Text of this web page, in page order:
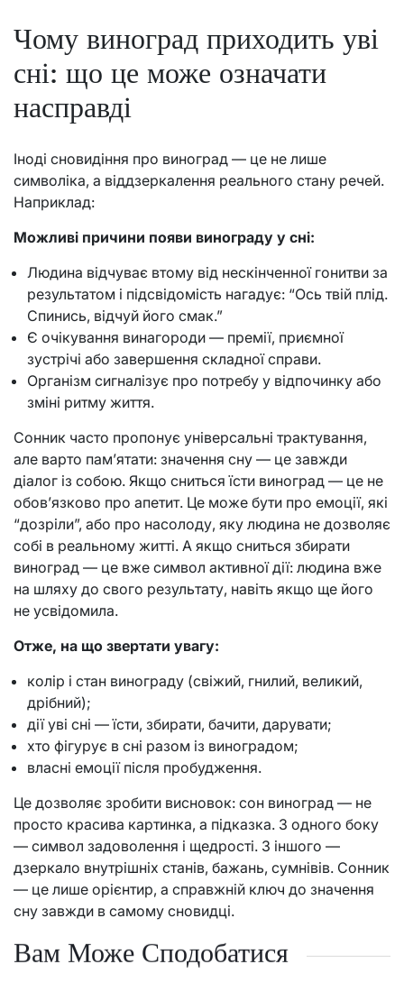
Чому виноград приходить уві
сні: що це може означати
насправді
Іноді сновидіння про виноград — це не лише
символіка, а віддзеркалення реального стану речей.
Наприклад:
Можливі причини появи винограду у сні:
Людина відчуває втому від нескінченної гонитви за
результатом і підсвідомість нагадує: “Ось твій плід.
Спинись, відчуй його смак.”
Є очікування винагороди — премії, приємної
зустрічі або завершення складної справи.
Організм сигналізує про потребу у відпочинку або
зміні ритму життя.
Сонник часто пропонує універсальні трактування,
але варто пам’ятати: значення сну — це завжди
діалог із собою. Якщо сниться їсти виноград — це не
обов’язково про апетит. Це може бути про емоції, які
“дозріли”, або про насолоду, яку людина не дозволяє
собі в реальному житті. А якщо сниться збирати
виноград — це вже символ активної дії: людина вже
на шляху до свого результату, навіть якщо ще його
не усвідомила.
Отже, на що звертати увагу:
колір і стан винограду (свіжий, гнилий, великий,
дрібний);
дії уві сні — їсти, збирати, бачити, дарувати;
хто фігурує в сні разом із виноградом;
власні емоції після пробудження.
Це дозволяє зробити висновок: сон виноград — не
просто красива картинка, а підказка. З одного боку
— символ задоволення і щедрості. З іншого —
дзеркало внутрішніх станів, бажань, сумнівів. Сонник
— це лише орієнтир, а справжній ключ до значення
сну завжди в самому сновидці.
Вам Може Сподобатися